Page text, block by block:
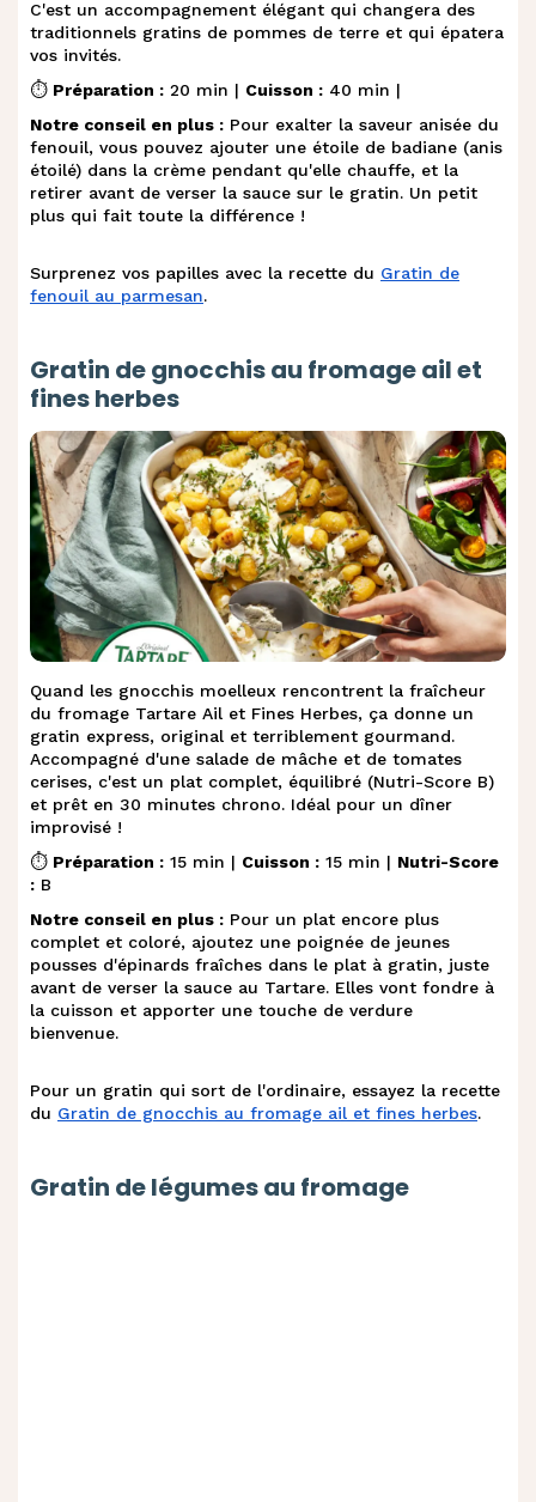
C'est un accompagnement élégant qui changera des
traditionnels gratins de pommes de terre et qui épatera
vos invités.
⏱️ Préparation : 20 min | Cuisson : 40 min |
Notre conseil en plus : Pour exalter la saveur anisée du
fenouil, vous pouvez ajouter une étoile de badiane (anis
étoilé) dans la crème pendant qu'elle chauffe, et la
retirer avant de verser la sauce sur le gratin. Un petit
plus qui fait toute la différence !
Surprenez vos papilles avec la recette du Gratin de
fenouil au parmesan.
Gratin de gnocchis au fromage ail et
fines herbes
Quand les gnocchis moelleux rencontrent la fraîcheur
du fromage Tartare Ail et Fines Herbes, ça donne un
gratin express, original et terriblement gourmand.
Accompagné d'une salade de mâche et de tomates
cerises, c'est un plat complet, équilibré (Nutri-Score B)
et prêt en 30 minutes chrono. Idéal pour un dîner
improvisé !
⏱️ Préparation : 15 min | Cuisson : 15 min | Nutri-Score
: B
Notre conseil en plus : Pour un plat encore plus
complet et coloré, ajoutez une poignée de jeunes
pousses d'épinards fraîches dans le plat à gratin, juste
avant de verser la sauce au Tartare. Elles vont fondre à
la cuisson et apporter une touche de verdure
bienvenue.
Pour un gratin qui sort de l'ordinaire, essayez la recette
du Gratin de gnocchis au fromage ail et fines herbes.
Gratin de légumes au fromage